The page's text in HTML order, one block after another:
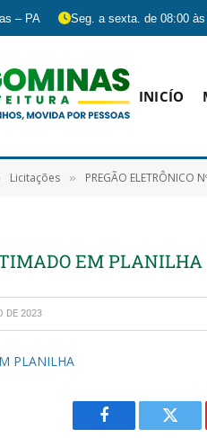
– PA Seg. a sexta. de 08:00
INICÍO
Licitações » PREGÃO ELETRÔNICO Nº 9/2023-00026 (CONTRATAÇÃO DE
EM PLANILHA
DE 2023
PLANILHA
Facebook